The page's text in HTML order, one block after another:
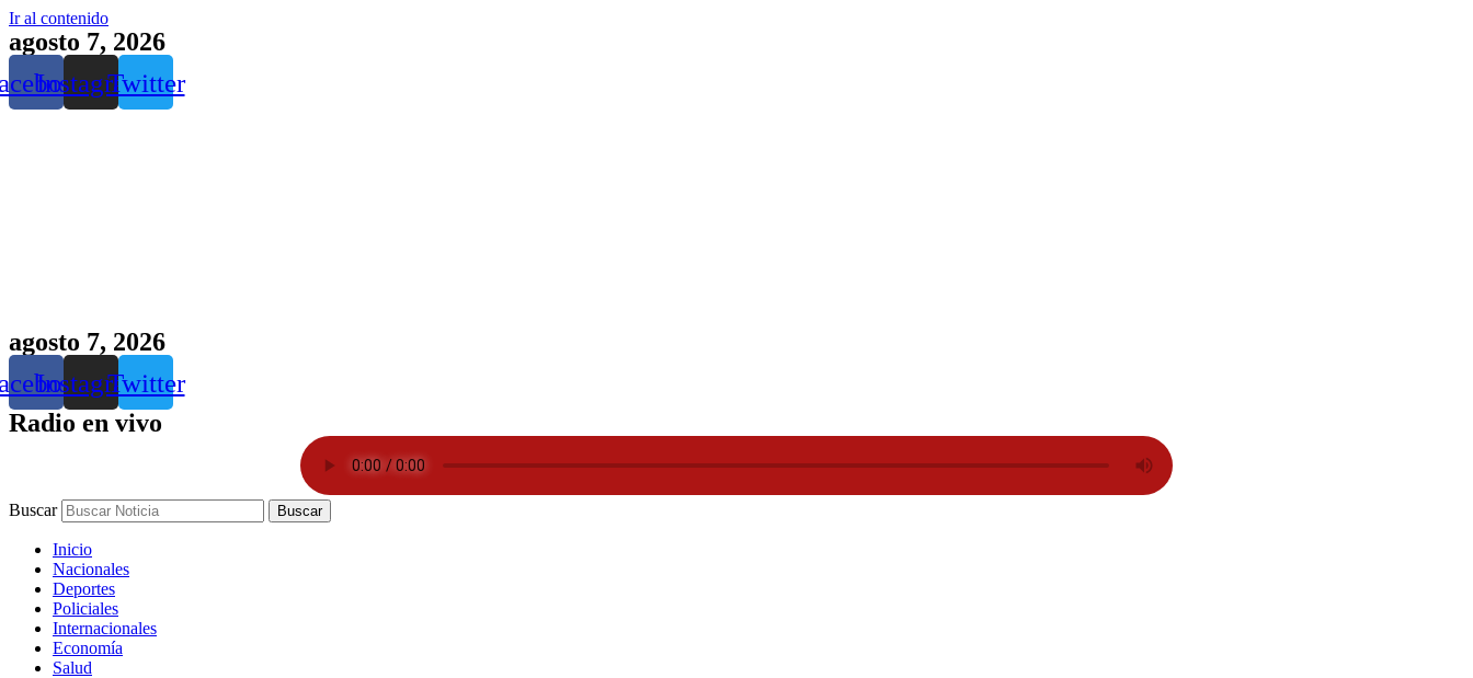
Ir al contenido
agosto 7, 2026
InstagramTwitter
agosto 7, 2026
InstagramTwitter
Radio en vivo
Buscar Buscar
Inicio
Nacionales
Deportes
Policiales
Internacionales
Economía
Salud